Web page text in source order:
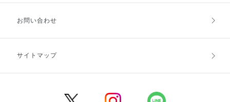
お支払方法
キャンセル・返品・交換
お問い合わせ
サイトマップ